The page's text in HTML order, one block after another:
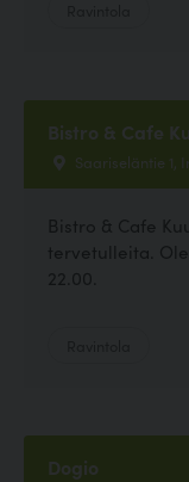
Bistro & Cafe
Saariseläntie 1,
Bistro & Cafe
tervetulleita.
22.00.
Dogio